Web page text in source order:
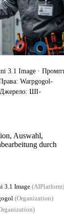
3.1 Image ·
Warpgogol-
Джерело: ШІ-
Auswahl,
durch
3.1 Image (AIPlatform)
(Organization)